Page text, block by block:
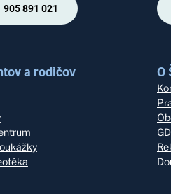
905 891 021
a rodičov O